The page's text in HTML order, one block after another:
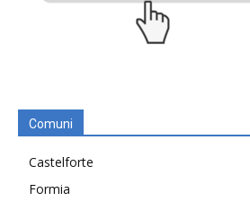
Comuni
Castelforte
Formia